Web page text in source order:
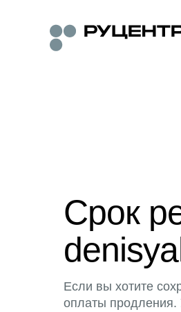
Срок
Если вы хотите
оплаты продления.